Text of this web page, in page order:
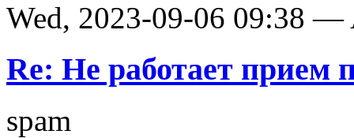
Wed, 2023-09-06 09:38 —
Re: Не работает прием
spam